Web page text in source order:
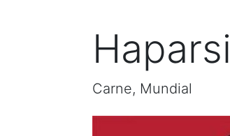
Haparsi
Carne, Mundial